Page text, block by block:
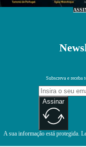
Subscreva e receba
Assinar
A sua informação está protegida.